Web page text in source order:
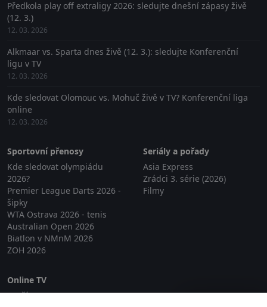
Předkola play off extraligy 2026: sledujte dnešní zápasy živě
(12. 3.)
12. 03. 2026
Alkmaar vs. Sparta dnes živě (12. 3.): sledujte Konferenční
ligu v TV
12. 03. 2026
Kde sledovat Olomouc vs. Mohuč živě v TV? Konferenční liga
online
12. 03. 2026
Sportovní přenosy
Kde sledovat olympiádu
2026?
Premier League Darts 2026 -
šipky
WTA Ostrava 2026 - tenis
Australian Open 2026
Biatlon v NMnM 2026
ZOH 2026
Seriály a pořady
Asia Express
Zrádci 3. série (2026)
Filmy
Online TV
Lepší.TV